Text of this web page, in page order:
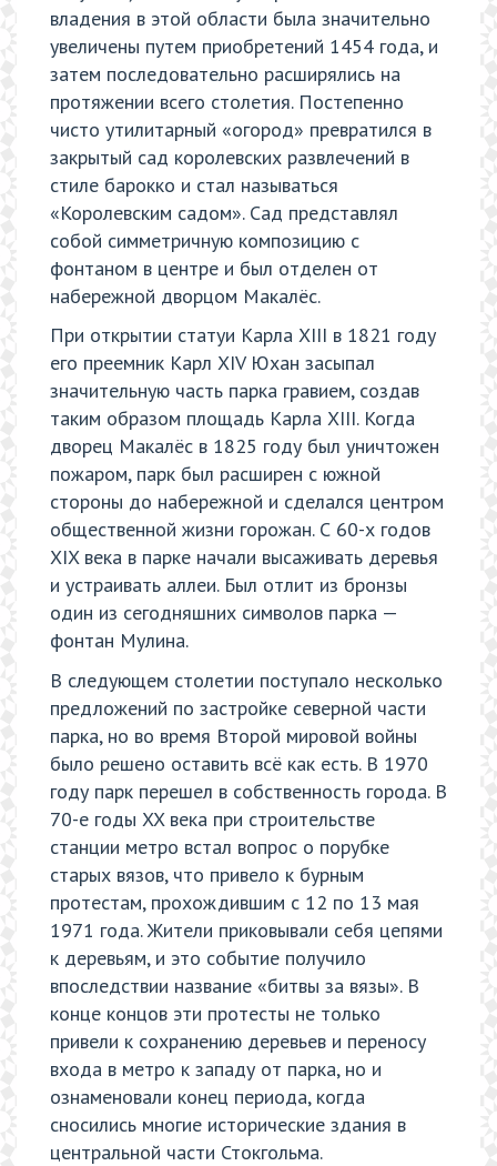
владения в этой области была значительно
увеличены путем приобретений 1454 года, и
затем последовательно расширялись на
протяжении всего столетия. Постепенно
чисто утилитарный «огород» превратился в
закрытый сад королевских развлечений в
стиле барокко и стал называться
«Королевским садом». Сад представлял
собой симметричную композицию с
фонтаном в центре и был отделен от
набережной дворцом Макалёс.
При открытии статуи Карла XIII в 1821 году
его преемник Карл XIV Юхан засыпал
значительную часть парка гравием, создав
таким образом площадь Карла XIII. Когда
дворец Макалёс в 1825 году был уничтожен
пожаром, парк был расширен с южной
стороны до набережной и сделался центром
общественной жизни горожан. С 60-х годов
XIX века в парке начали высаживать деревья
и устраивать аллеи. Был отлит из бронзы
один из сегодняшних символов парка —
фонтан Мулина.
В следующем столетии поступало несколько
предложений по застройке северной части
парка, но во время Второй мировой войны
было решено оставить всё как есть. В 1970
году парк перешел в собственность города. В
70-е годы XX века при строительстве
станции метро встал вопрос о порубке
старых вязов, что привело к бурным
протестам, прохождившим с 12 по 13 мая
1971 года. Жители приковывали себя цепями
к деревьям, и это событие получило
впоследствии название «битвы за вязы». В
конце концов эти протесты не только
привели к сохранению деревьев и переносу
входа в метро к западу от парка, но и
ознаменовали конец периода, когда
сносились многие исторические здания в
центральной части Стокгольма.